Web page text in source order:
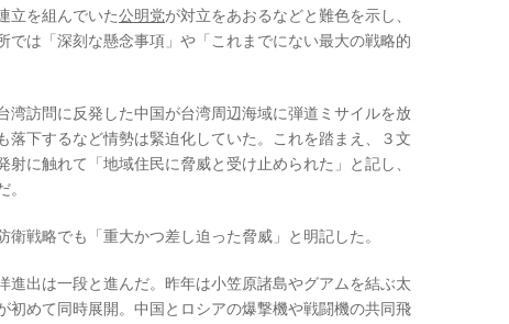
立を組んでいた公明党が対立をあおるなどと難色を示し、
では「深刻な懸念事項」や「これまでにない最大の戦略的
訪問に反発した中国が台湾周辺海域に弾道ミサイルを放
落下するなど情勢は緊迫化していた。これを踏まえ、３文
に触れて「地域住民に脅威と受け止められた」と記し、
衛戦略でも「重大かつ差し迫った脅威」と明記した。
出は一段と進んだ。昨年は小笠原諸島やグアムを結ぶ太
初めて同時展開。中国とロシアの爆撃機や戦闘機の共同飛